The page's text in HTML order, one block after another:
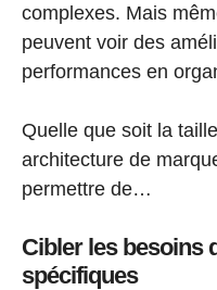
complexes. Mais
peuvent voir des
performances en
Quelle que soit la
architecture de
permettre de…
Cibler les besoins
spécifiques